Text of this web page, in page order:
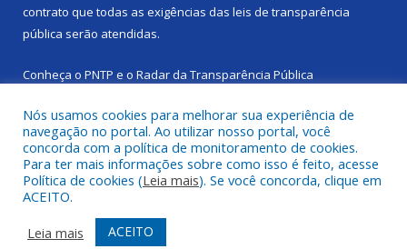
contrato que todas as exigências das leis de transparência
pública serão atendidas.
Conheça o PNTP e o Radar da Transparência Pública
Todos os direitos reservados a Câmara Municipal de Cachoeira
do Piriá.
Mapa do Site
Acessar Área Administrativa
Nós usamos cookies para melhorar sua experiência de
navegação no portal. Ao utilizar nosso portal, você
concorda com a política de monitoramento de cookies.
Para ter mais informações sobre como isso é feito, acesse
Política de cookies (Leia mais). Se você concorda, clique em
ACEITO.
Leia mais
ACEITO